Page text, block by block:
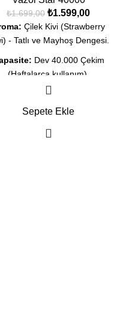
₺1.699,00 ₺1.599,00
Çilek Kivi (Strawberry
- Tatlı ve Mayhoş Dengesi.
Dev 40.000 Çekim
(Haftalarca kullanım).
Likit ve Şarj göstergeli
akıllı dijital ekran.
Dual Mesh Coil ile
Sepete Ekle